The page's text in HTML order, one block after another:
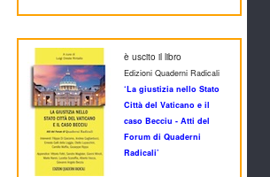
è uscito il libro
Edizioni Quaderni Radicali
‘La giustizia nello Stato
Città del Vaticano e il
caso Becciu - Atti del
Forum di Quaderni
Radicali’